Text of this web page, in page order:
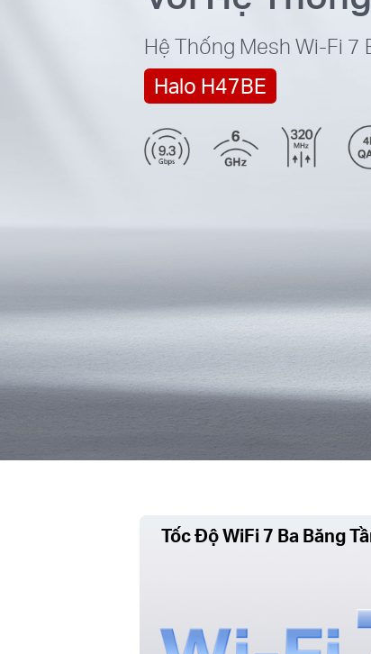
Hệ Thống Mesh Wi‑Fi 7
Halo H47BE
Tốc Độ WiFi 7 Ba Băng